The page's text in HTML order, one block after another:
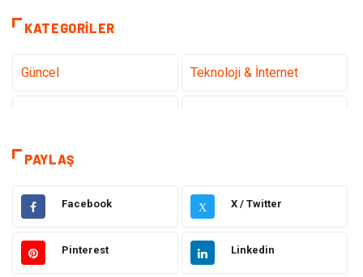
KATEGORILER
Güncel Teknoloji & İnternet
Kamera Sistemleri
Elektrik & Elektronik Gıda
Güzellik & Bakım Otomotiv
PAYLAŞ
Facebook X X / Twitter
Pinterest Linkedin